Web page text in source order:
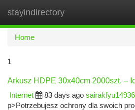
stayindirectory
Home
1
Arkusz HDPE 30x40cm 2000szt. –
Internet
83 days ago
p>Potrzebujesz ochrony dla swoich